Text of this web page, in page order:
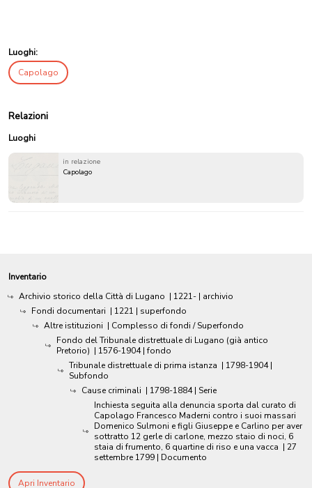
Luoghi:
Capolago
Relazioni
Luoghi
in relazione
Capolago
Inventario
Archivio storico della Città di Lugano | 1221- | archivio
Fondi documentari | 1221 | superfondo
Altre istituzioni | Complesso di fondi / Superfondo
Fondo del Tribunale distrettuale di Lugano (già antico
Pretorio) | 1576-1904 | fondo
Tribunale distrettuale di prima istanza | 1798-1904 |
Subfondo
Cause criminali | 1798-1884 | Serie
Inchiesta seguita alla denuncia sporta dal curato di
Capolago Francesco Maderni contro i suoi massari
Domenico Sulmoni e figli Giuseppe e Carlino per aver
sottratto 12 gerle di carlone, mezzo staio di noci, 6
staia di frumento, 6 quartine di riso e una vacca | 27
settembre 1799 | Documento
Apri Inventario